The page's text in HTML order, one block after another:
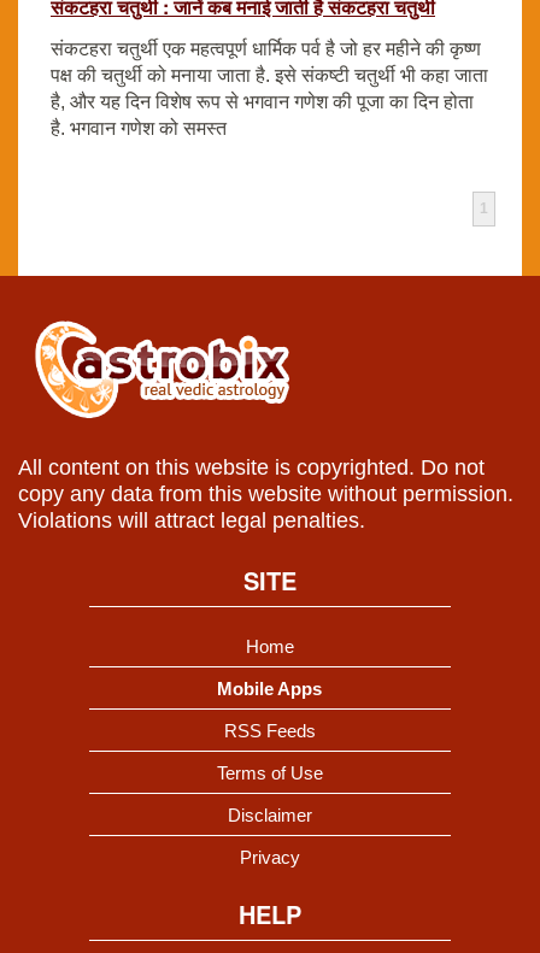
संकटहरा चतुर्थी : जानें कब मनाई जाती है संकटहरा चतुर्थी
संकटहरा चतुर्थी एक महत्वपूर्ण धार्मिक पर्व है जो हर महीने की कृष्ण
पक्ष की चतुर्थी को मनाया जाता है. इसे संकष्टी चतुर्थी भी कहा जाता
है, और यह दिन विशेष रूप से भगवान गणेश की पूजा का दिन होता
है. भगवान गणेश को समस्त
1
All content on this website is copyrighted. Do not
copy any data from this website without permission.
Violations will attract legal penalties.
SITE
Home
Mobile Apps
RSS Feeds
Terms of Use
Disclaimer
Privacy
HELP